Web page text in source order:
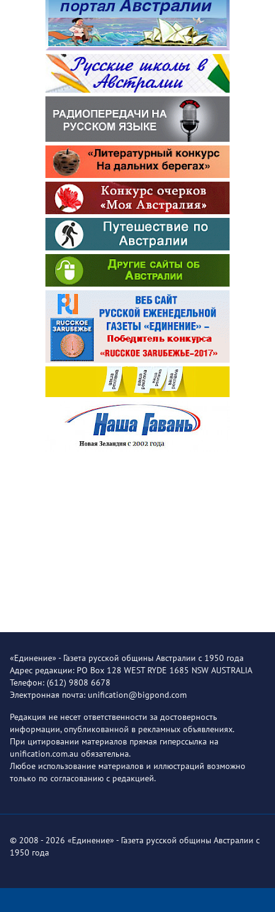
«Единение» - Газета русской общины Австралии с 1950 года
Адрес редакции: PO Box 128 WEST RYDE 1685 NSW AUSTRALIA
Телефон: (612) 9808 6678
Электронная почта: unification@bigpond.com
Редакция не несет ответственности за достоверность
информации, опубликованной в рекламных объявлениях.
При цитировании материалов прямая гиперссылка на
unification.com.au обязательна.
Любое использование материалов и иллюстраций возможно
только по согласованию с редакцией.
© 2008 - 2026 «Единение» - Газета русской общины Австралии с
1950 года